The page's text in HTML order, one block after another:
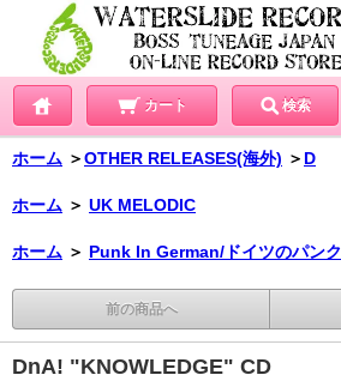
カート 検索
ホーム ＞OTHER RELEASES(海外) ＞ D
ホーム ＞ UK MELODIC
ホーム ＞ Punk In German/ドイツのパンク
前の商品へ
DnA! "KNOWLEDGE" CD